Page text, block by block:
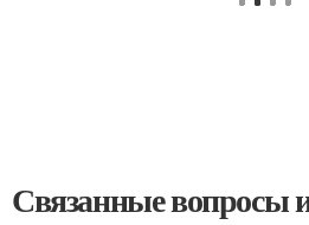
Связанные вопросы